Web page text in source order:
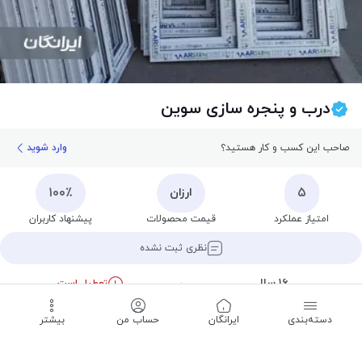
درب و پنجره سازی سوین
صاحب این کسب و کار هستید؟ وارد شوید
۵
امتیاز عملکرد
ارزان
قیمت محصولات
۱۰۰٪
پیشنهاد کاربران
نظری ثبت نشده
۱۶ سال
تعطیل است
دسته‌بندی ‌ایرانگان حساب من بیشتر